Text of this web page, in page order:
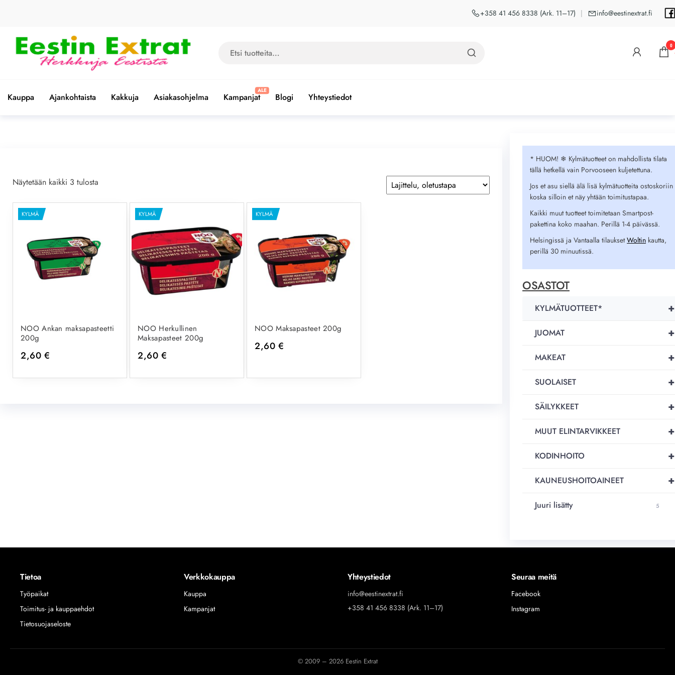
content
+358 41 456 8338 (Ark. 11–17) | info@eestinextrat.fi
Extrat –
Virolaiset
Etsi: 0
Kauppa Ajankohtaista Kakkuja Asiakasohjelma Kampanjat Blogi Yhteystiedot
Näytetään kaikki 3 tulosta
KYLMÄ
NOO Ankan maksapasteetti
200g
2,60 €
KYLMÄ
NOO Herkullinen
Maksapasteet 200g
2,60 €
KYLMÄ
NOO Maksapasteet 200g
2,60 €
* HUOM! ❄︎ Kylmätuotteet on mahdollista tilata
tällä hetkellä vain Porvooseen kuljetettuna.
Jos et asu siellä älä lisä kylmätuotteita ostoskoriin
koska silloin et näy yhtään toimitustapaa.
Kaikki muut tuotteet toimitetaan Smartpost-
pakettina koko maahan. Perillä 1-4 päivässä.
Helsingissä ja Vantaalla tilauksetWoltin kautta,
perillä 30 minuutissä.
OSASTOT
+
KYLMÄTUOTTEET*
+
JUOMAT
+
MAKEAT
+
SUOLAISET
+
SÄILYKKEET
+
MUUT ELINTARVIKKEET
+
KODINHOITO
+
KAUNEUSHOITOAINEET
Juuri lisätty 5
Tietoa
Työpaikat
Toimitus- ja kauppaehdot
Tietosuojaseloste
Verkkokauppa
Kauppa
Kampanjat
Yhteystiedot
info@eestinextrat.fi
+358 41 456 8338 (Ark. 11–17)
Seuraa meitä
Facebook
Instagram
© 2009 – 2026 Eestin Extrat